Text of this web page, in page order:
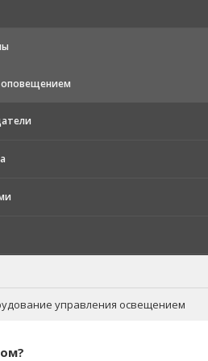
оповещением
управления освещением